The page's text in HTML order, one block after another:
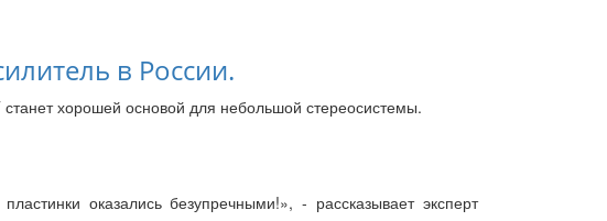
в России.
хорошей основой для небольшой стереосистемы.
оказались безупречными!», - рассказывает эксперт